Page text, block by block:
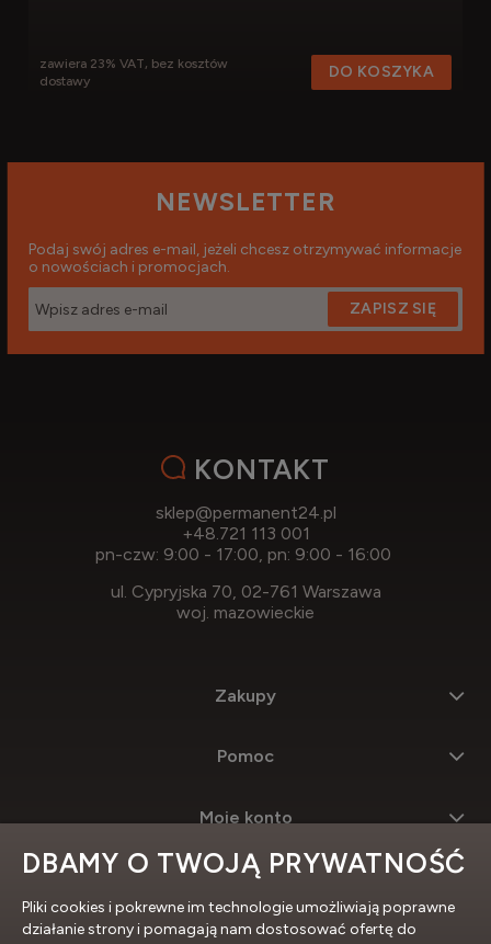
zawiera 23% VAT, bez kosztów
dostawy
DO KOSZYKA
NEWSLETTER
Podaj swój adres e-mail, jeżeli chcesz otrzymywać informacje
o nowościach i promocjach.
ZAPISZ SIĘ
KONTAKT
sklep@permanent24.pl
+48.721 113 001
pn-czw: 9:00 - 17:00, pn: 9:00 - 16:00
ul. Cypryjska 70, 02-761 Warszawa
woj. mazowieckie
Zakupy
Pomoc
Moje konto
Informacje
DBAMY O TWOJĄ PRYWATNOŚĆ
Pliki cookies i pokrewne im technologie umożliwiają poprawne
działanie strony i pomagają nam dostosować ofertę do